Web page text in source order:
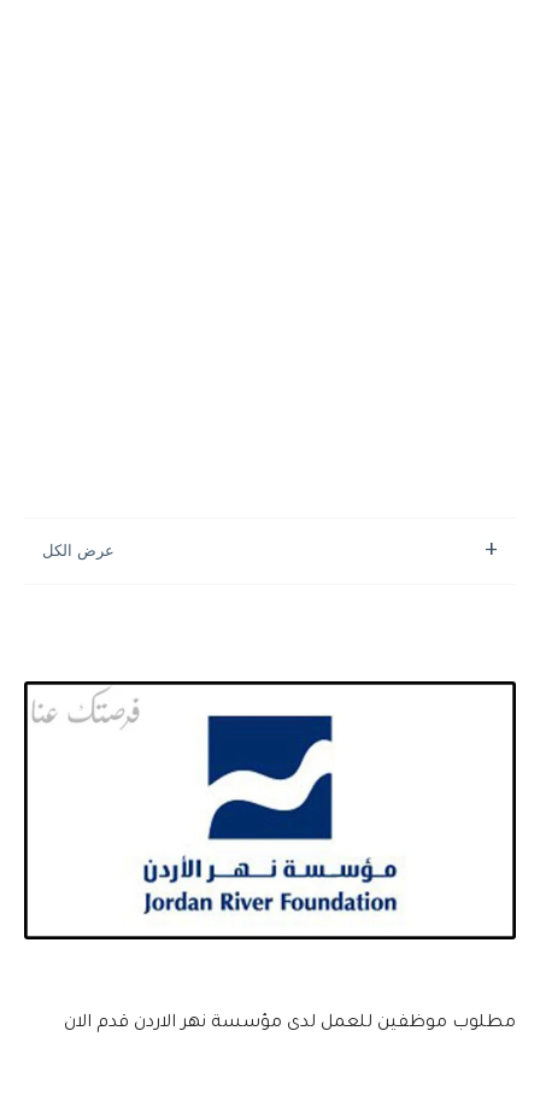
مطلوب موظفين للعمل لدى مؤسسة نهر الاردن قدم الان